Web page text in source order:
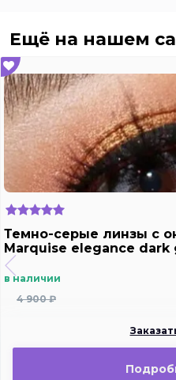
Ещё на нашем
Темно-серые линзы c
Marquise elegance dark
в наличии
4 900 ₽